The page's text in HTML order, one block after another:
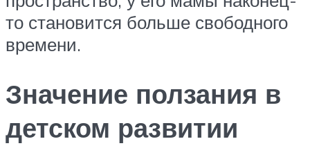
то становится больше свободного
времени.
Значение ползания в
детском развитии